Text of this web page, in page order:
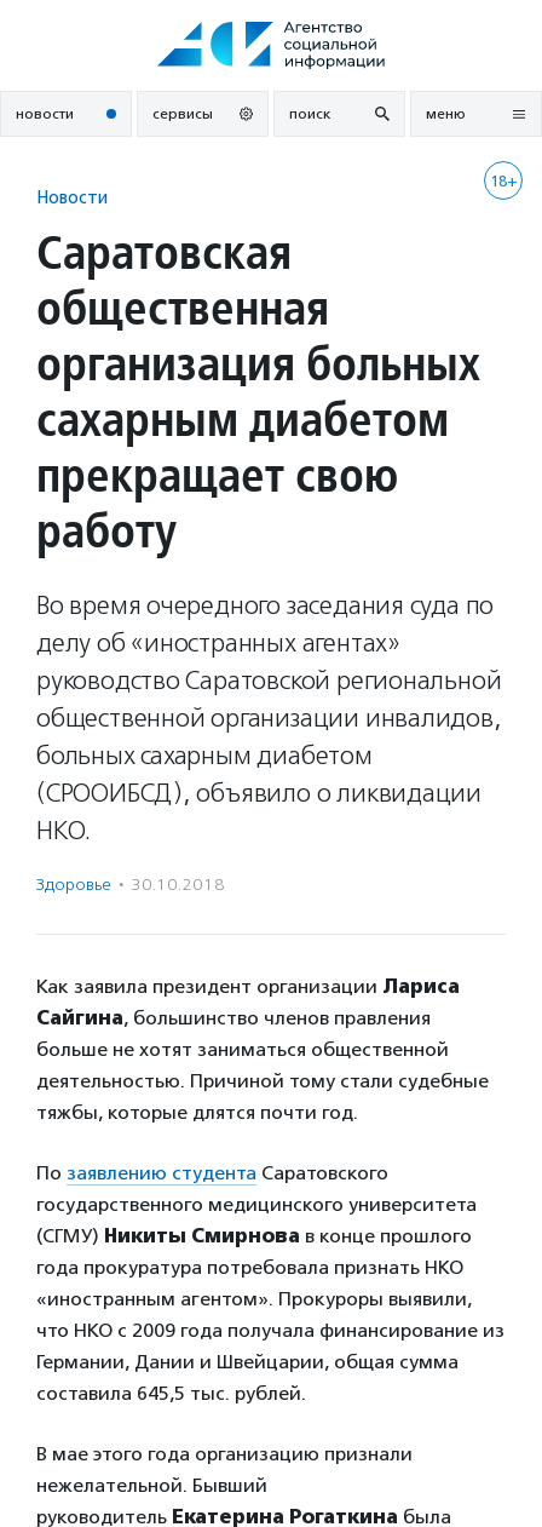
новости сервисы поиск меню
18+
Новости
Саратовская
общественная
организация больных
сахарным диабетом
прекращает свою
работу
Во время очередного заседания суда по
делу об «иностранных агентах»
руководство Саратовской региональной
общественной организации инвалидов,
больных сахарным диабетом
(СРООИБСД), объявило о ликвидации
НКО.
Здоровье · 30.10.2018
Как заявила президент организации Лариса
Сайгина, большинство членов правления
больше не хотят заниматься общественной
деятельностью. Причиной тому стали судебные
тяжбы, которые длятся почти год.
По заявлению студента Саратовского
государственного медицинского университета
(СГМУ) Никиты Смирнова в конце прошлого
года прокуратура потребовала признать НКО
«иностранным агентом». Прокуроры выявили,
что НКО с 2009 года получала финансирование из
Германии, Дании и Швейцарии, общая сумма
составила 645,5 тыс. рублей.
В мае этого года организацию признали
нежелательной. Бывший
руководитель Екатерина Рогаткина была